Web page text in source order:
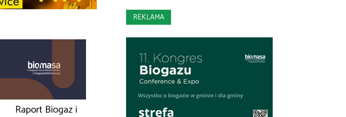
Raport Biogaz i
REKLAMA